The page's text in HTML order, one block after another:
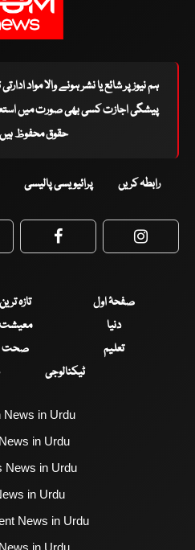
ہم نیوز پر شائع یا نشر ہونے والا مواد
پیشگی اجازت کسی بھی صورت میں
حقوق محفوظ ہیں ©
رابطہ کریں پرائیویسی پالیسی
Facebook
صفحۂ اول تازہ ترین
دنیا
معیشت
تعلیم
صحت
ٹیکنالوجی
News in Urdu
in Urdu
News in Urdu
in Urdu
News in Urdu